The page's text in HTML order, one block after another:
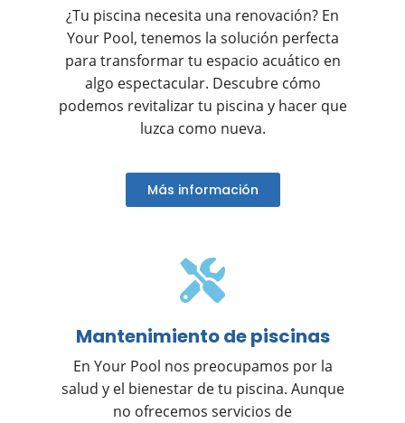
¿Tu piscina necesita una renovación? En
Your Pool, tenemos la solución perfecta
para transformar tu espacio acuático en
algo espectacular. Descubre cómo
podemos revitalizar tu piscina y hacer que
luzca como nueva.
Más información
Mantenimiento de piscinas
En Your Pool nos preocupamos por la
salud y el bienestar de tu piscina. Aunque
no ofrecemos servicios de